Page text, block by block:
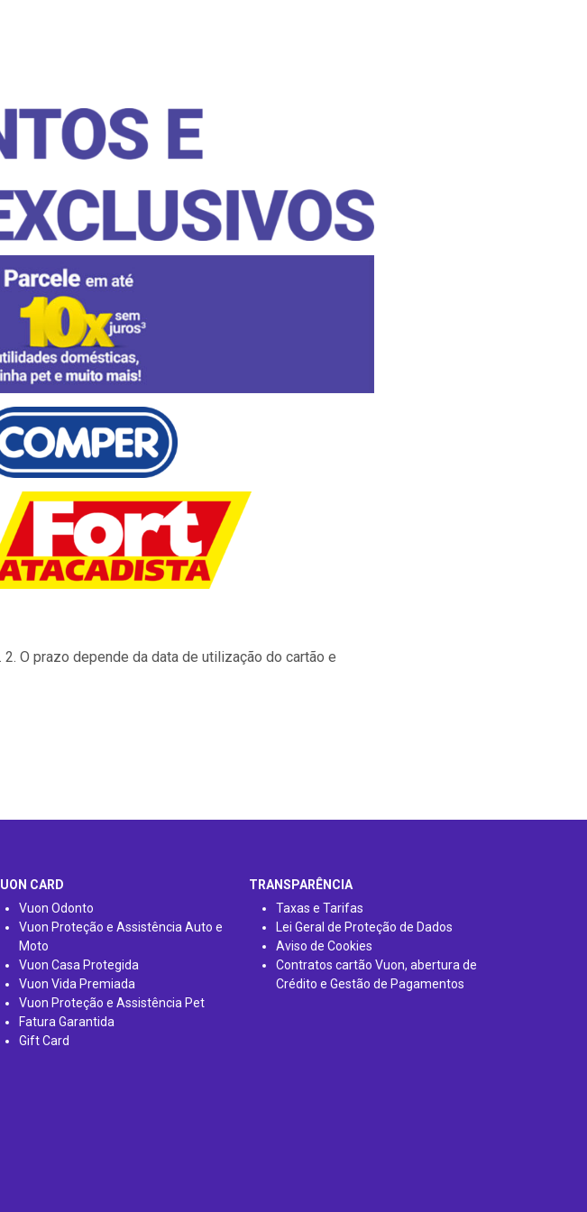
O prazo depende da data de utilização do cartão e
CARD
Vuon Odonto
Vuon Proteção e Assistência Auto e
Moto
Vuon Casa Protegida
Vuon Vida Premiada
Vuon Proteção e Assistência Pet
Fatura Garantida
Gift Card
TRANSPARÊNCIA
Taxas e Tarifas
Lei Geral de Proteção de Dados
Aviso de Cookies
Contratos cartão Vuon, abertura de
Crédito e Gestão de Pagamentos